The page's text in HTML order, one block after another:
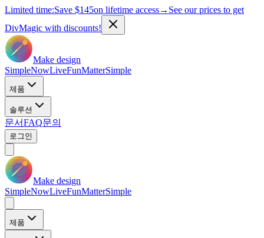
Limited time:Save $145on lifetime access→ See our prices to get
DivMagic with discounts!
Make design
SimpleNowLiveFunMatterSimple
제품
솔루션
문서FAQ문의
로그인
Make design
SimpleNowLiveFunMatterSimple
제품